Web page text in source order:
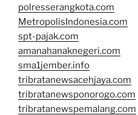
polresserangkota.com
MetropolisIndonesia.com
spt-pajak.com
amanahanaknegeri.com
sma1jember.info
tribratanewsacehjaya.com
tribratanewsponorogo.com
tribratanewspemalang.com